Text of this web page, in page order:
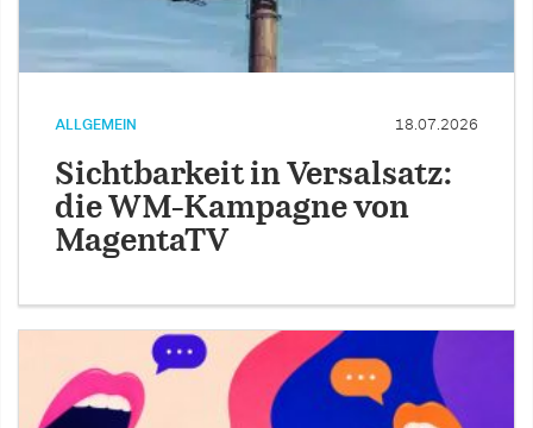
ALLGEMEIN 18.07.2026
Sichtbarkeit in Versalsatz:
die WM-Kampagne von
MagentaTV